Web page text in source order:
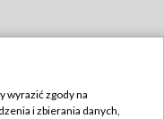
wyrazić zgody na
i zbierania danych,